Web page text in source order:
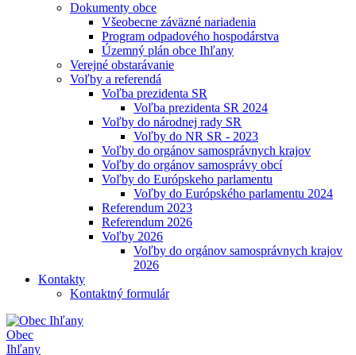
Dokumenty obce
Všeobecne záväzné nariadenia
Program odpadového hospodárstva
Územný plán obce Ihľany
Verejné obstarávanie
Voľby a referendá
Voľba prezidenta SR
Voľba prezidenta SR 2024
Voľby do národnej rady SR
Voľby do NR SR - 2023
Voľby do orgánov samosprávnych krajov
Voľby do orgánov samosprávy obcí
Voľby do Európskeho parlamentu
Voľby do Európského parlamentu 2024
Referendum 2023
Referendum 2026
Voľby 2026
Voľby do orgánov samosprávnych krajov
2026
Kontakty
Kontaktný formulár
Obec
Ihľany